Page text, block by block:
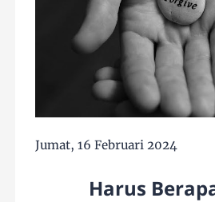
Jumat, 16 Februari 2024
Harus